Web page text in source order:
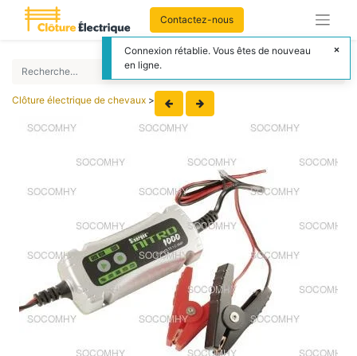
Contactez-nous
Clôture électrique de chevaux >
Connexion rétablie. Vous êtes de nouveau
en ligne.